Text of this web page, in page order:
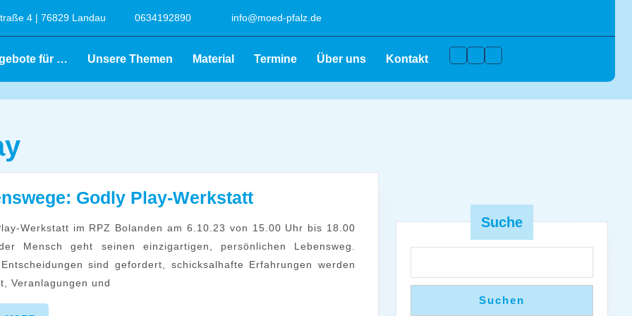
4 | 76829 Landau 0634192890 info@moed-pfalz.de
für … Unsere Themen Material Termine Über uns Kontakt Facebook
Instagram
Youtube
Godly Play-WerkstattLebenswege:
Play-
Werkstatt
Mensch geht seinen einzigartigen, persönlichen Lebensweg.
sind gefordert, schicksalhafte Erfahrungen werden
Veranlagungen und
Suche
Suchen